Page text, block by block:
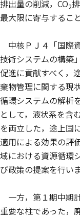
排出量の削減，CO2
最大限に寄与するこ
中核ＰＪ４「国際
技術システムの構築
促進に貢献すべく，
棄物管理に関する現
循環システムの解析
として，液状系を含
を両立した，途上国
適用による効果の評
域における資源循環
び政策の提案を行いま
一方，第１期中期
重要な柱であった，